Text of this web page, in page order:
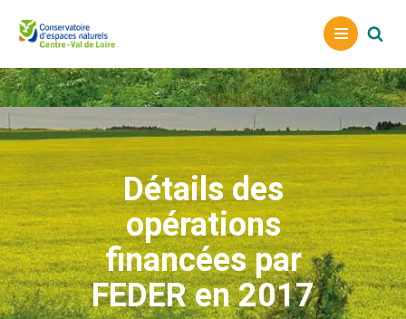
l
l
r
u
o
n
t
e
n
Détails des
opérations
financées par
FEDER en 2017